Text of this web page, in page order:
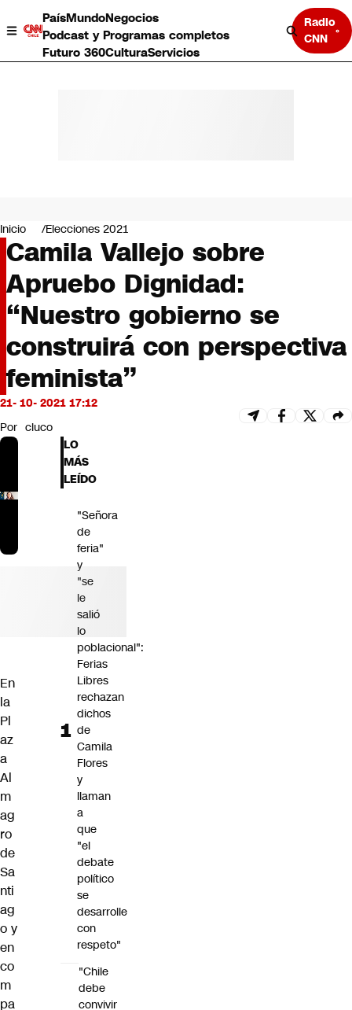
PaísMundoNegocios
Podcast y Programas completos
Futuro 360CulturaServicios
Radio
CNN
Negocios
Deportes
Programas completos
Cultura
Servicios
Bits
CNN tiempo
Futuro 360
Opinión
Inicio Elecciones 2021
Camila Vallejo sobre
Apruebo Dignidad:
“Nuestro gobierno se
construirá con perspectiva
feminista”
21- 10- 2021 17:12
Por cluco
En
la
Pl
az
a
Al
m
ag
ro
de
Sa
nti
ag
o y
en
co
m
pa
LO
MÁS
LEÍDO
"Señora
de
feria"
y
"se
le
salió
lo
poblacional":
Ferias
Libres
rechazan
dichos
de
Camila
Flores
y
llaman
a
que
"el
debate
político
se
desarrolle
con
respeto"
"Chile
debe
convivir